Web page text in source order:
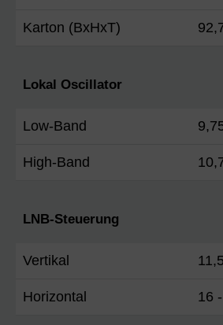
Karton (BxHxT)
Lokal Oscillator
Low-Band
High-Band
LNB-Steuerung
Vertikal
Horizontal 16